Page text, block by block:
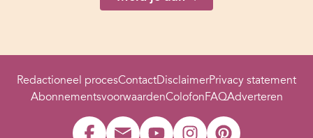
Redactioneel procesContactDisclaimerPrivacy statement
AbonnementsvoorwaardenColofonFAQAdverteren